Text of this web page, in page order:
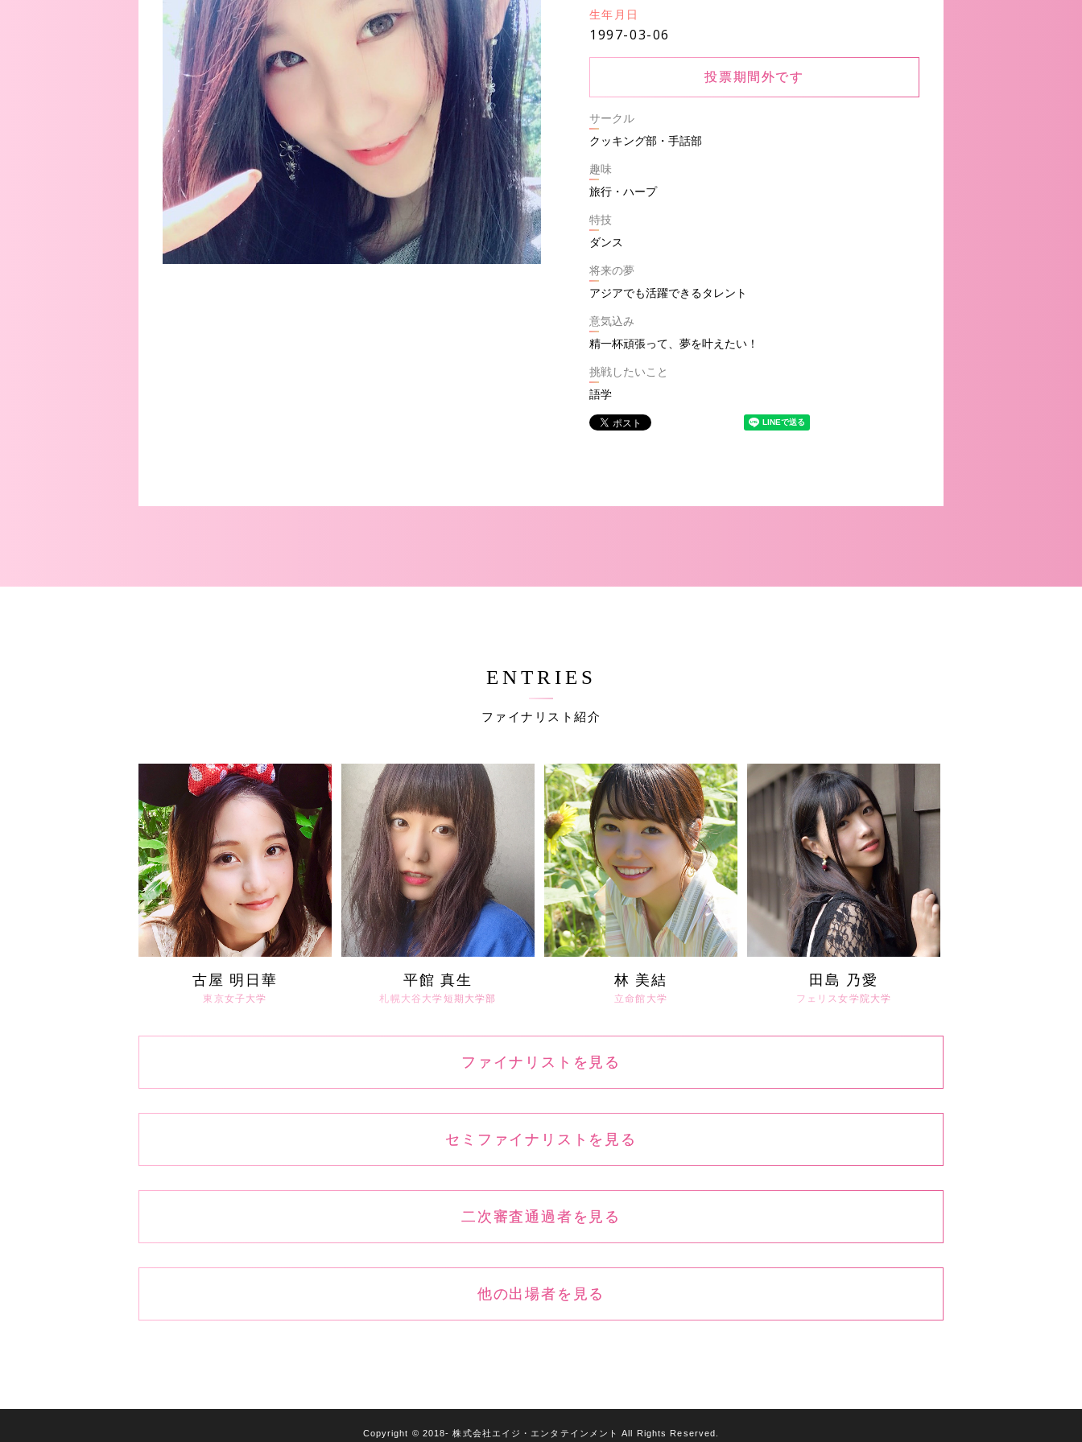
生年月日
1997-03-06
投票期間外です
サークル
クッキング部・手話部
趣味
旅行・ハープ
特技
ダンス
将来の夢
アジアでも活躍できるタレント
意気込み
精一杯頑張って、夢を叶えたい！
挑戦したいこと
語学
ENTRIES
ファイナリスト紹介
古屋 明日華
東京女子大学
平館 真生
札幌大谷大学短期大学部
林 美結
立命館大学
田島 乃愛
フェリス女学院大学
ファイナリストを見る
セミファイナリストを見る
二次審査通過者を見る
他の出場者を見る
Copyright © 2018- 株式会社エイジ・エンタテインメント All Rights Reserved.